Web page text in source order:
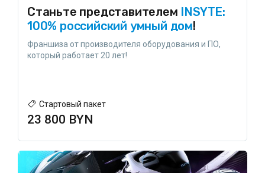
Станьте представителем INSYTE:
100% российский умный дом!
Франшиза от производителя оборудования и ПО,
который работает 20 лет!
Стартовый пакет
23 800 BYN